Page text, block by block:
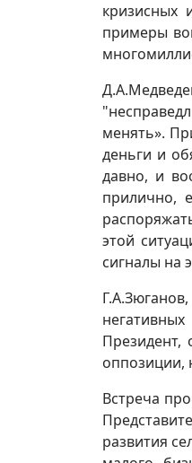
кризисных
примеры
менять».
деньги и
давно, и
прилично,
этой
сигналы на
Президент,
оппозиции,
Встреча
развития